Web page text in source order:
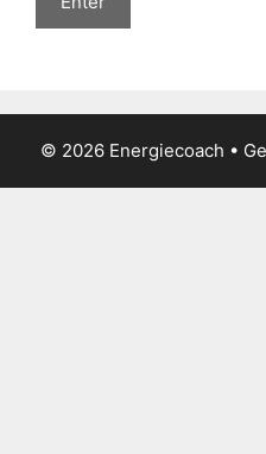
© 2026 Energiecoach •